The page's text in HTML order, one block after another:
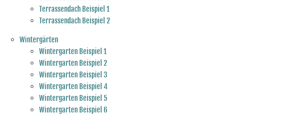
Terrassendach Beispiel 1
Terrassendach Beispiel 2
Wintergärten
Wintergarten Beispiel 1
Wintergarten Beispiel 2
Wintergarten Beispiel 3
Wintergarten Beispiel 4
Wintergarten Beispiel 5
Wintergarten Beispiel 6